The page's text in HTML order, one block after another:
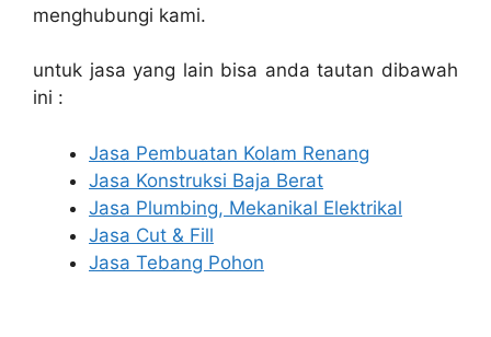
menghubungi kami.
untuk jasa yang lain bisa anda tautan dibawah
ini :
Jasa Pembuatan Kolam Renang
Jasa Konstruksi Baja Berat
Jasa Plumbing, Mekanikal Elektrikal
Jasa Cut & Fill
Jasa Tebang Pohon